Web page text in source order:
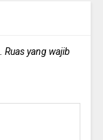
Ruas yang wajib